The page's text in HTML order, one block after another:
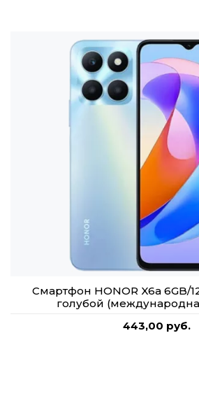
Смартфон HONOR X6a 6GB/
голубой
443,00 руб.